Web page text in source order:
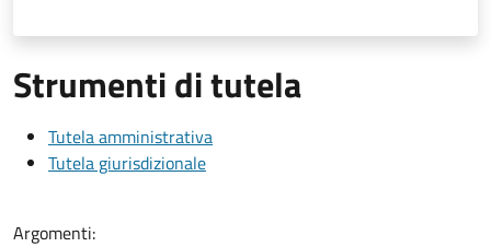
Strumenti di tutela
Tutela amministrativa
Tutela giurisdizionale
Argomenti: